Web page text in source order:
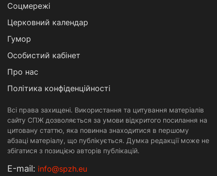
Соцмережі
Церковний календар
Гумор
Особистий кабінет
Про нас
Політика конфіденційності
Всі права захищені. Використання та цитування матеріалів
сайту СПЖ дозволяється за умови відкритого посилання на
цитовану статтю, яка повинна знаходитися в першому
абзаці матеріалу, що публікується. Думка редакції може не
збігатися з позицією авторів публікацій.
Е-mail: info@spzh.eu